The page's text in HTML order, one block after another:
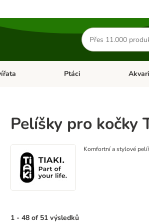
Hledat
produkty
Kočky Otevřít menu: Malá zvířata
Ptáci Otevřít
Pelíšky pro kočky
Komfortní a stylové
1 - 48 of 51 výsledků